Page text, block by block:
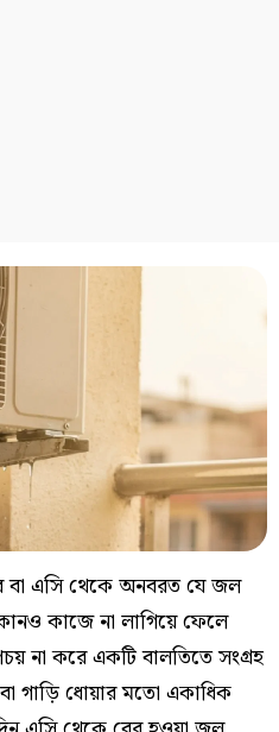
বা এসি থেকে অনবরত যে জল
কাজে না লাগিয়ে ফেলে
না করে একটি বালতিতে সংগ্রহ
গাড়ি ধোয়ার মতো একাধিক